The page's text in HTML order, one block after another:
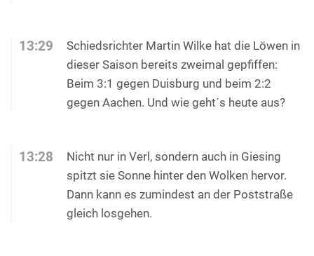
13:29
Schiedsrichter Martin Wilke hat die Löwen in
dieser Saison bereits zweimal gepfiffen:
Beim 3:1 gegen Duisburg und beim 2:2
gegen Aachen. Und wie geht´s heute aus?
13:28
Nicht nur in Verl, sondern auch in Giesing
spitzt sie Sonne hinter den Wolken hervor.
Dann kann es zumindest an der Poststraße
gleich losgehen.